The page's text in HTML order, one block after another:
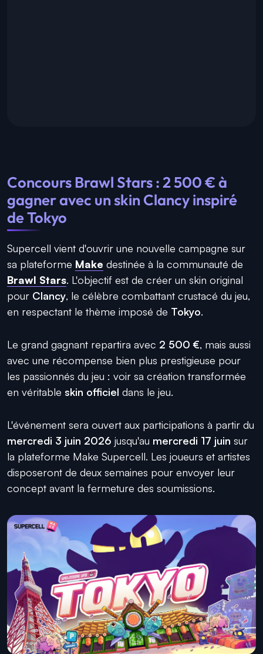
Concours Brawl Stars : 2 500 € à
gagner avec un skin Clancy inspiré
de Tokyo
Supercell vient d'ouvrir une nouvelle campagne sur
sa plateforme Make destinée à la communauté de
Brawl Stars. L'objectif est de créer un skin original
pour Clancy, le célèbre combattant crustacé du jeu,
en respectant le thème imposé de Tokyo.
Le grand gagnant repartira avec 2 500 €, mais aussi
avec une récompense bien plus prestigieuse pour
les passionnés du jeu : voir sa création transformée
en véritable skin officiel dans le jeu.
L'événement sera ouvert aux participations à partir du
mercredi 3 juin 2026 jusqu'au mercredi 17 juin sur
la plateforme Make Supercell. Les joueurs et artistes
disposeront de deux semaines pour envoyer leur
concept avant la fermeture des soumissions.